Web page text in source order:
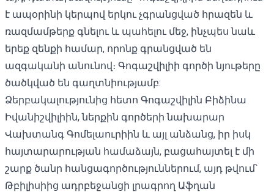
է ապօրինի կերպով երկու չգրանցված հրազեն և
ռազմամթերք գնելու և պահելու մեջ, ինչպես նաև
երեք զենքի համար, որոնք գրանցված են
ազգականի անունով։ Գոգաշվիլիի գործի նյութերը
ծածկված են գաղտնիությամբ:
Ձերբակալությունից հետո Գոգաշվիլին Բիձինա
Իվանիշվիլիին, ներքին գործերի նախարար
Վախտանգ Գոմելաուրիին և այլ անձանց, իր իսկ
հայտարարության համաձայն, բացահայտել է մի
շարք ծանր հանցագործություններում, այդ թվում՝
Թբիլիսիից ադրբեջանցի լրագրող Աֆղան